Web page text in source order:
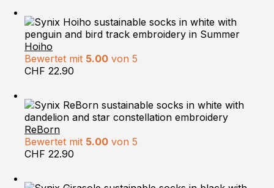
Hoiho
Bewertet mit 5.00 von 5
CHF 22.90
ReBorn
Bewertet mit 5.00 von 5
CHF 22.90